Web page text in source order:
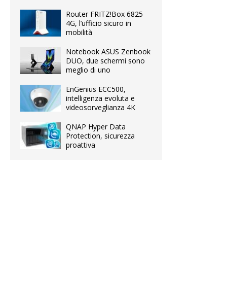
Router FRITZ!Box 6825
4G, l’ufficio sicuro in
mobilità
Notebook ASUS Zenbook
DUO, due schermi sono
meglio di uno
EnGenius ECC500,
intelligenza evoluta e
videosorveglianza 4K
QNAP Hyper Data
Protection, sicurezza
proattiva